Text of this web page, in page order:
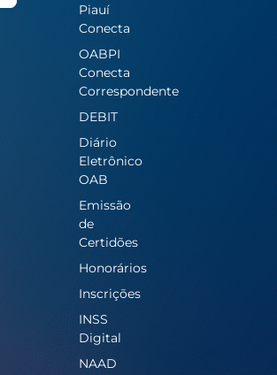
Piauí
Conecta
OABPI
Conecta
Correspondente
DEBIT
Diário
Eletrônico
OAB
Emissão
de
Certidões
Honorários
Inscrições
INSS
Digital
NAAD